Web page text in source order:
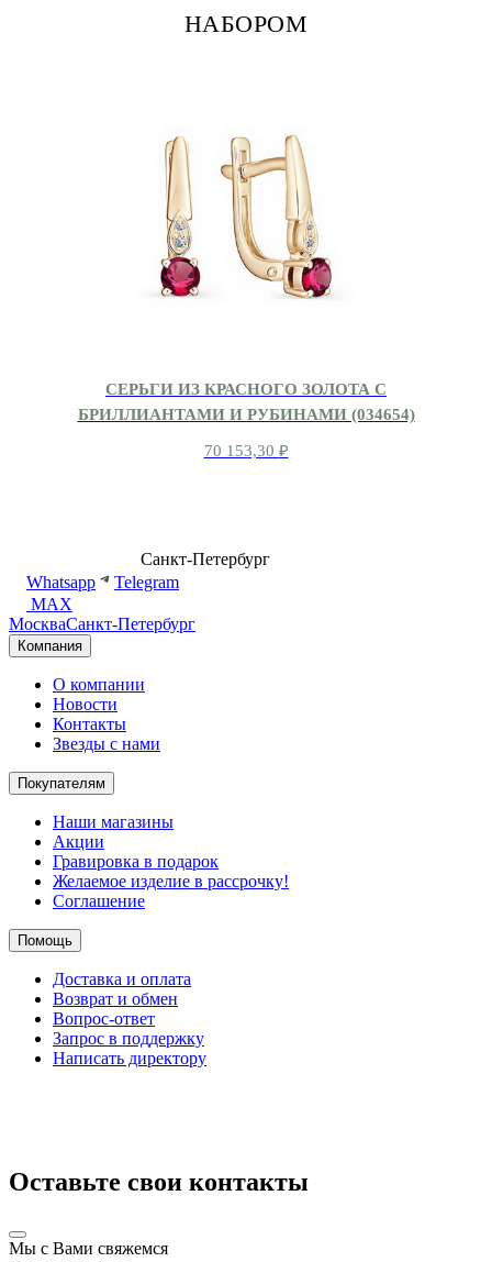
НАБОРОМ
СЕРЬГИ ИЗ КРАСНОГО ЗОЛОТА С
БРИЛЛИАНТАМИ И РУБИНАМИ (034654)
70 153,30 ₽
Санкт-Петербург
Whatsapp
Telegram
MAX
МоскваСанкт-Петербург
Компания
О компании
Новости
Контакты
Звезды с нами
Покупателям
Наши магазины
Акции
Гравировка в подарок
Желаемое изделие в рассрочку!
Соглашение
Помощь
Доставка и оплата
Возврат и обмен
Вопрос-ответ
Запрос в поддержку
Написать директору
Оставьте свои контакты
Мы с Вами свяжемся